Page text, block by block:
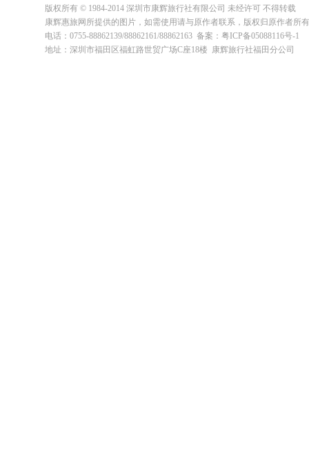
版权所有 © 1984-2014 深圳市康辉旅行社有限公司 未经许可 不得转载
康辉惠旅网所提供的图片，如需使用请与原作者联系，版权归原作者所
电话：0755-88862139/88862161/88862163 备案：粤ICP备05088116号-1
地址：深圳市福田区福虹路世贸广场C座18楼 康辉旅行社福田分公司